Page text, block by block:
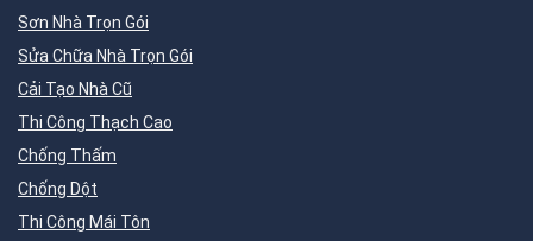
Sơn Nhà Trọn Gói
Sửa Chữa Nhà Trọn Gói
Cải Tạo Nhà Cũ
Thi Công Thạch Cao
Chống Thấm
Chống Dột
Thi Công Mái Tôn